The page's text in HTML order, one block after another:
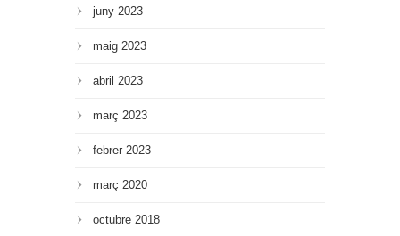
juny 2023
maig 2023
abril 2023
març 2023
febrer 2023
març 2020
octubre 2018